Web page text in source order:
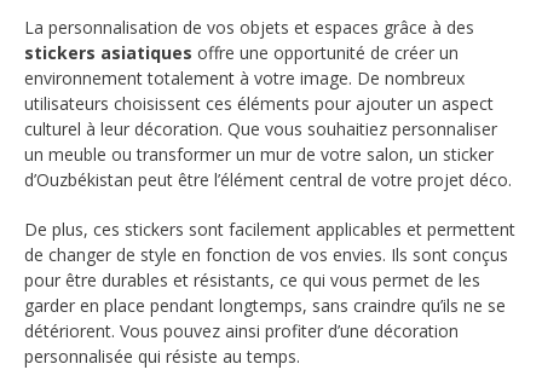
La personnalisation de vos objets et espaces grâce à des
stickers asiatiques offre une opportunité de créer un
environnement totalement à votre image. De nombreux
utilisateurs choisissent ces éléments pour ajouter un aspect
culturel à leur décoration. Que vous souhaitiez personnaliser
un meuble ou transformer un mur de votre salon, un sticker
d’Ouzbékistan peut être l’élément central de votre projet déco.
De plus, ces stickers sont facilement applicables et permettent
de changer de style en fonction de vos envies. Ils sont conçus
pour être durables et résistants, ce qui vous permet de les
garder en place pendant longtemps, sans craindre qu’ils ne se
détériorent. Vous pouvez ainsi profiter d’une décoration
personnalisée qui résiste au temps.